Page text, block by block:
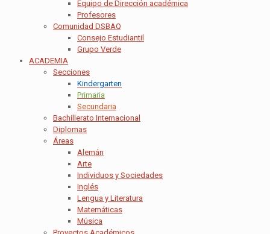
Equipo de Dirección académica
Profesores
Comunidad DSBAQ
Consejo Estudiantil
Grupo Verde
ACADEMIA
Secciones
Kindergarten
Primaria
Secundaria
Bachillerato Internacional
Diplomas
Áreas
Alemán
Arte
Individuos y Sociedades
Inglés
Lengua y Literatura
Matemáticas
Música